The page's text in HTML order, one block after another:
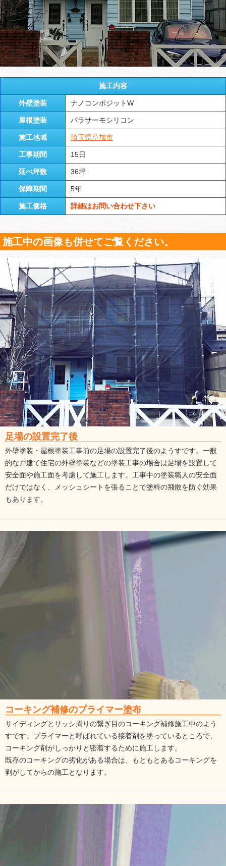
施工内容
外壁塗装 ナノコンポジットW
屋根塗装 パラサーモシリコン
施工地域 埼玉県草加市
工事期間 15日
延べ坪数 36坪
保障期間 5年
施工価格 詳細はお問い合わせ下さい
施工中の画像も併せてご覧ください。
足場の設置完了後
外壁塗装・屋根塗装工事前の足場の設置完了後のようすです。一般
的な戸建て住宅の外壁塗装などの塗装工事の場合は足場を設置して
安全面や施工面を考慮して施工します。工事中の塗装職人の安全面
だけではなく、メッシュシートを張ることで塗料の飛散を防ぐ効果
もあります。
コーキング補修のプライマー塗布
サイディングとサッシ周りの繋ぎ目のコーキング補修施工中のよう
すです。プライマーと呼ばれている接着剤を塗っているところで、
コーキング剤がしっかりと密着するために施工します。
既存のコーキングの劣化がある場合は、もともとあるコーキングを
剥がしてからの施工となります。